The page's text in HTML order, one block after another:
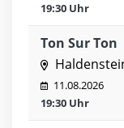
19:30 Uhr
Ton Sur Ton
11.08.2026
19:30 Uhr